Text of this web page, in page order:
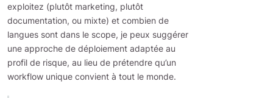
exploitez (plutôt marketing, plutôt
documentation, ou mixte) et combien de
langues sont dans le scope, je peux suggérer
une approche de déploiement adaptée au
profil de risque, au lieu de prétendre qu’un
workflow unique convient à tout le monde.